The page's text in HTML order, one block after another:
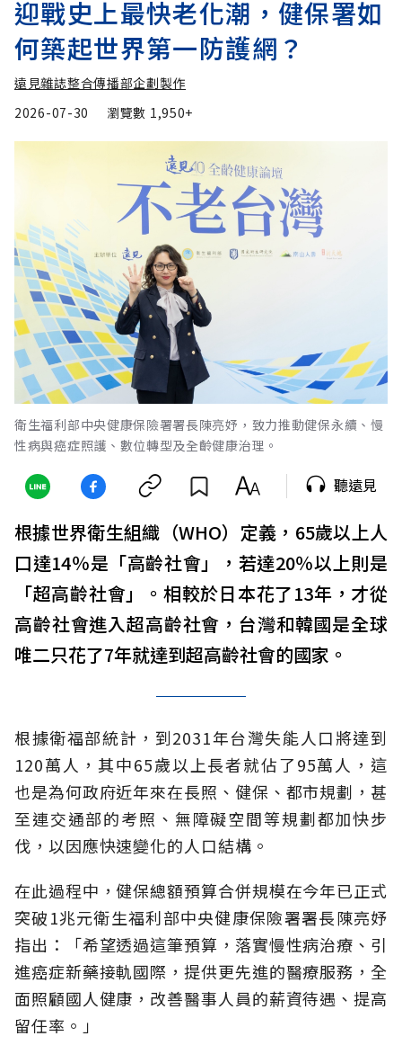
迎戰史上最快老化潮，健保署如
何築起世界第一防護網？
遠見雜誌整合傳播部企劃製作
2026-07-30
瀏覽數 1,950+
衛生福利部中央健康保險署署長陳亮妤，致力推動健保永續、慢
性病與癌症照護、數位轉型及全齡健康治理。
聽遠見
根據世界衛生組織（WHO）定義，65歲以上人
口達14％是「高齡社會」，若達20％以上則是
「超高齡社會」。相較於日本花了13年，才從
高齡社會進入超高齡社會，台灣和韓國是全球
唯二只花了7年就達到超高齡社會的國家。
根據衛福部統計，到2031年台灣失能人口將達到
120萬人，其中65歲以上長者就佔了95萬人，這
也是為何政府近年來在長照、健保、都市規劃，甚
至連交通部的考照、無障礙空間等規劃都加快步
伐，以因應快速變化的人口結構。
在此過程中，健保總額預算合併規模在今年已正式
突破1兆元衛生福利部中央健康保險署署長陳亮妤
指出：「希望透過這筆預算，落實慢性病治療、引
進癌症新藥接軌國際，提供更先進的醫療服務，全
面照顧國人健康，改善醫事人員的薪資待遇、提高
留任率。」